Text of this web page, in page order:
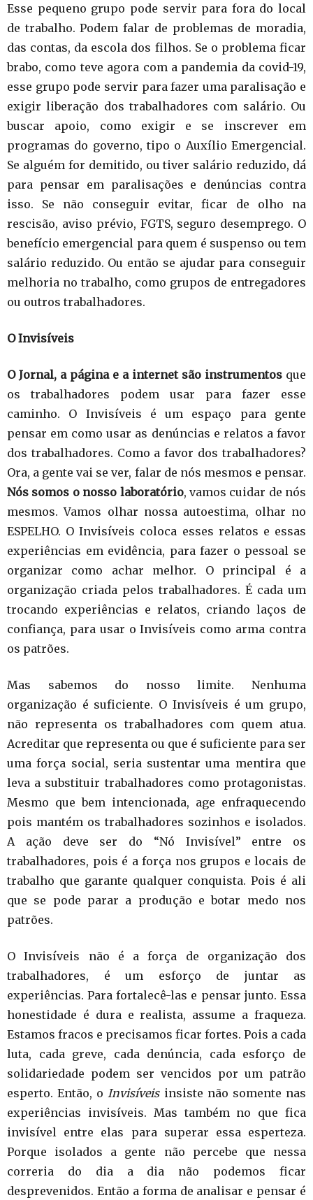
Esse pequeno grupo pode servir para fora do local
de trabalho. Podem falar de problemas de moradia,
das contas, da escola dos filhos. Se o problema ficar
brabo, como teve agora com a pandemia da covid-19,
esse grupo pode servir para fazer uma paralisação e
exigir liberação dos trabalhadores com salário. Ou
buscar apoio, como exigir e se inscrever em
programas do governo, tipo o Auxílio Emergencial.
Se alguém for demitido, ou tiver salário reduzido, dá
para pensar em paralisações e denúncias contra
isso. Se não conseguir evitar, ficar de olho na
rescisão, aviso prévio, FGTS, seguro desemprego. O
benefício emergencial para quem é suspenso ou tem
salário reduzido. Ou então se ajudar para conseguir
melhoria no trabalho, como grupos de entregadores
ou outros trabalhadores.
O Invisíveis
O Jornal, a página e a internet são instrumentos que
os trabalhadores podem usar para fazer esse
caminho. O Invisíveis é um espaço para gente
pensar em como usar as denúncias e relatos a favor
dos trabalhadores. Como a favor dos trabalhadores?
Ora, a gente vai se ver, falar de nós mesmos e pensar.
Nós somos o nosso laboratório, vamos cuidar de nós
mesmos. Vamos olhar nossa autoestima, olhar no
ESPELHO. O Invisíveis coloca esses relatos e essas
experiências em evidência, para fazer o pessoal se
organizar como achar melhor. O principal é a
organização criada pelos trabalhadores. É cada um
trocando experiências e relatos, criando laços de
confiança, para usar o Invisíveis como arma contra
os patrões.
Mas sabemos do nosso limite. Nenhuma
organização é suficiente. O Invisíveis é um grupo,
não representa os trabalhadores com quem atua.
Acreditar que representa ou que é suficiente para ser
uma força social, seria sustentar uma mentira que
leva a substituir trabalhadores como protagonistas.
Mesmo que bem intencionada, age enfraquecendo
pois mantém os trabalhadores sozinhos e isolados.
A ação deve ser do “Nó Invisível” entre os
trabalhadores, pois é a força nos grupos e locais de
trabalho que garante qualquer conquista. Pois é ali
que se pode parar a produção e botar medo nos
patrões.
O Invisíveis não é a força de organização dos
trabalhadores, é um esforço de juntar as
experiências. Para fortalecê-las e pensar junto. Essa
honestidade é dura e realista, assume a fraqueza.
Estamos fracos e precisamos ficar fortes. Pois a cada
luta, cada greve, cada denúncia, cada esforço de
solidariedade podem ser vencidos por um patrão
esperto. Então, oInvisíveisinsiste não somente nas
experiências invisíveis. Mas também no que fica
invisível entre elas para superar essa esperteza.
Porque isolados a gente não percebe que nessa
correria do dia a dia não podemos ficar
desprevenidos. Então a forma de analisar e pensar é